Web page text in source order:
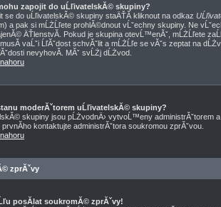
zapojit do uĹľivatelskĂ© skupiny?
se do uĹľivatelskĂ© skupiny staÄŤĂ­ kliknout na odkaz
a pak si mĹŻĹľete prohlĂ©dnout vĹˇechny skupiny. Ne
ÄŤlenstvĂ­. Pokud je skupina otevĹ™enĂˇ, mĹŻĹľete
vaĹˇi ĹľĂˇdost schvĂˇlit a mĹŻĹľe se vĂˇs zeptat na
nevyhovĂ­. MĂˇ svĹŻj dĹŻvod.
moderĂˇtorem uĹľivatelskĂ© skupiny?
skupiny jsou pĹŻvodnÄ› vytvoĹ™eny administrĂˇtorem
kontaktujte administrĂˇtora soukromou zprĂˇvou.
zprĂˇvy
posĂ­lat soukromĂ© zprĂˇvy!